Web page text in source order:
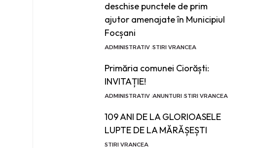
deschise punctele de prim
ajutor amenajate în Municipiul
Focșani
ADMINISTRATIV STIRI VRANCEA
Primăria comunei Ciorăști:
INVITAȚIE!
ADMINISTRATIV ANUNTURI STIRI VRANCEA
109 ANI DE LA GLORIOASELE
LUPTE DE LA MĂRĂȘEȘTI
STIRI VRANCEA